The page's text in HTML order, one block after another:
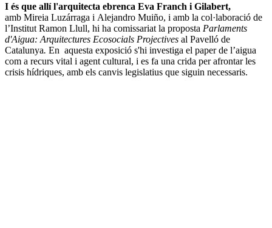
I és que allí l'arquitecta ebrenca Eva Franch i Gilabert,
amb Mireia Luzárraga i Alejandro Muiño, i amb la col·laboració de
l’Institut Ramon Llull, hi ha comissariat la proposta Parlaments
d'Aigua: Arquitectures Ecosocials Projectives al Pavelló de
Catalunya. En aquesta exposició s'hi investiga el paper de l’aigua
com a recurs vital i agent cultural, i es fa una crida per afrontar les
crisis hídriques, amb els canvis legislatius que siguin necessaris.